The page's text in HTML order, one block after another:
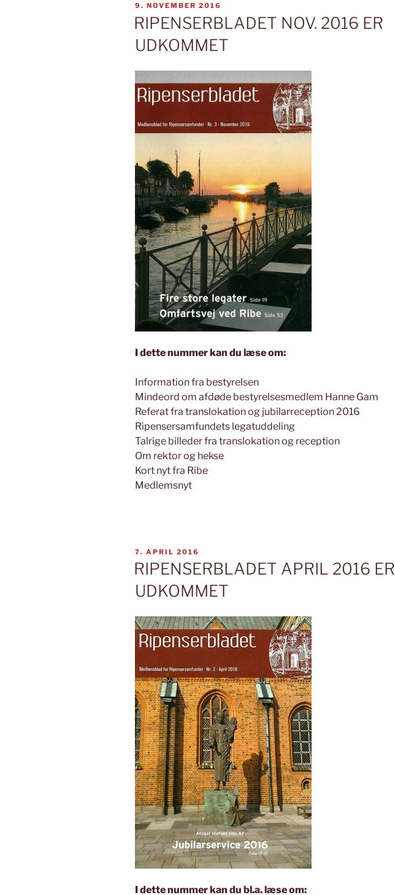
UDGIVET
DEN
9. NOVEMBER 2016
RIPENSERBLADET NOV. 2016 ER
UDKOMMET
I dette nummer kan du læse om:
Information fra bestyrelsen
Mindeord om afdøde bestyrelsesmedlem Hanne Gam
Referat fra translokation og jubilarreception 2016
Ripensersamfundets legatuddeling
Talrige billeder fra translokation og reception
Om rektor og hekse
Kort nyt fra Ribe
Medlemsnyt
UDGIVET
DEN
7. APRIL 2016
RIPENSERBLADET APRIL 2016 ER
UDKOMMET
I dette nummer kan du bl.a. læse om: